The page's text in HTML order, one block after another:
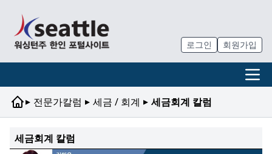
로그인 회원가입
▸ 전문가칼럼 ▸ 세금 / 회계 ▸ 세금회계 칼럼
세금회계 칼럼